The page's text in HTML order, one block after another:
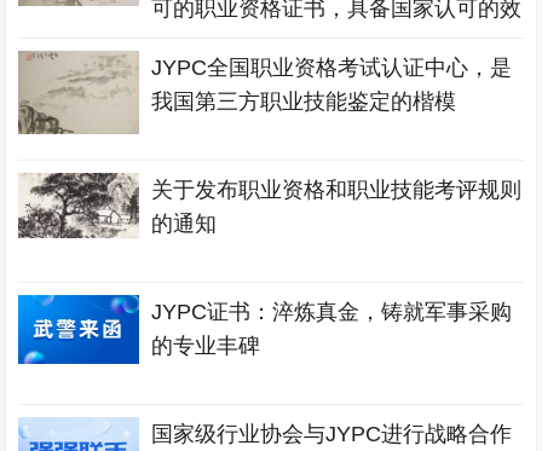
可的职业资格证书，具备国家认可的效
JYPC全国职业资格考试认证中心，是
我国第三方职业技能鉴定的楷模
关于发布职业资格和职业技能考评规则
的通知
JYPC证书：淬炼真金，铸就军事采购
的专业丰碑
国家级行业协会与JYPC进行战略合作